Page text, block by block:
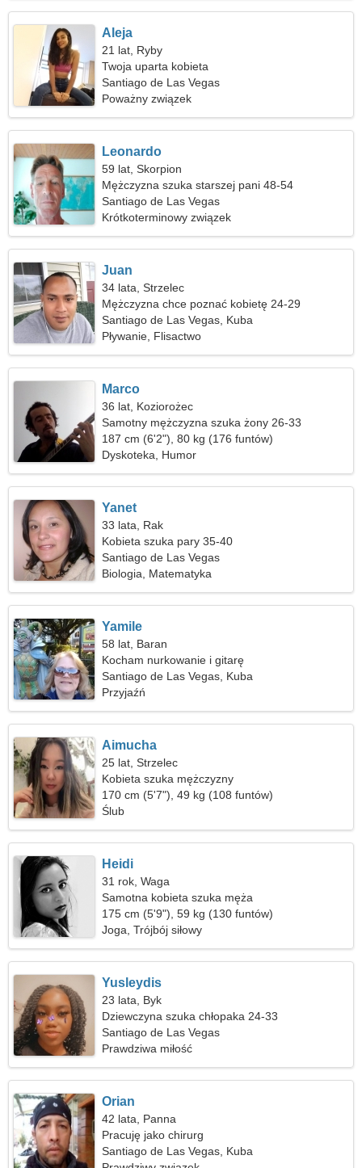
Aleja
21 lat, Ryby
Twoja uparta kobieta
Santiago de Las Vegas
Poważny związek
Leonardo
59 lat, Skorpion
Mężczyzna szuka starszej pani 48-54
Santiago de Las Vegas
Krótkoterminowy związek
Juan
34 lata, Strzelec
Mężczyzna chce poznać kobietę 24-29
Santiago de Las Vegas, Kuba
Pływanie, Flisactwo
Marco
36 lat, Koziorożec
Samotny mężczyzna szuka żony 26-33
187 cm (6'2"), 80 kg (176 funtów)
Dyskoteka, Humor
Yanet
33 lata, Rak
Kobieta szuka pary 35-40
Santiago de Las Vegas
Biologia, Matematyka
Yamile
58 lat, Baran
Kocham nurkowanie i gitarę
Santiago de Las Vegas, Kuba
Przyjaźń
Aimucha
25 lat, Strzelec
Kobieta szuka mężczyzny
170 cm (5'7"), 49 kg (108 funtów)
Ślub
Heidi
31 rok, Waga
Samotna kobieta szuka męża
175 cm (5'9"), 59 kg (130 funtów)
Joga, Trójbój siłowy
Yusleydis
23 lata, Byk
Dziewczyna szuka chłopaka 24-33
Santiago de Las Vegas
Prawdziwa miłość
Orian
42 lata, Panna
Pracuję jako chirurg
Santiago de Las Vegas, Kuba